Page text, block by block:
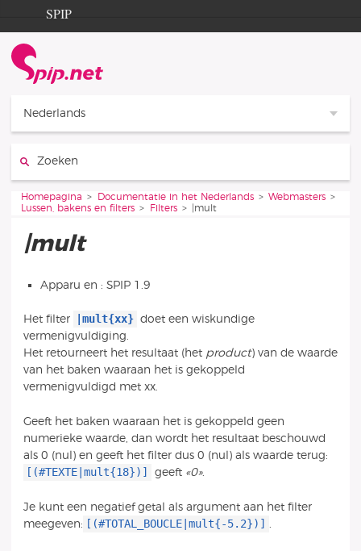
Ga naar de inhoud
Ga naar de navigatie
SPIP
Documentation
Contribution
Nederlands
Je bent hier:
Homepagina Documentatie in het Nederlands
Webmasters
Lussen, bakens en filters
Filters |mult
|mult
Apparu en : SPIP 1.9
Het filter |mult{xx} doet een wiskundige
vermenigvuldiging.
Het retourneert het resultaat (het product) van de waarde
van het baken waaraan het is gekoppeld
vermenigvuldigd met xx.
Geeft het baken waaraan het is gekoppeld geen
numerieke waarde, dan wordt het resultaat beschouwd
als 0 (nul) en geeft het filter dus 0 (nul) als waarde terug:
[(#TEXTE|mult{18})] geeft «0».
Je kunt een negatief getal als argument aan het filter
meegeven: [(#TOTAL_BOUCLE|mult{-5.2})]